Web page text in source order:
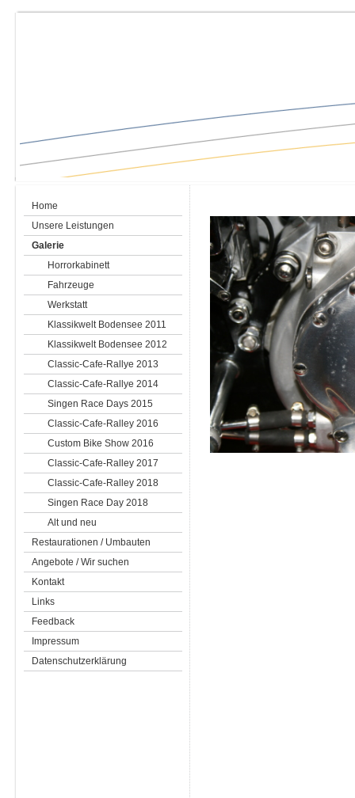
Home
Unsere Leistungen
Galerie
Horrorkabinett
Fahrzeuge
Werkstatt
Klassikwelt Bodensee 2011
Klassikwelt Bodensee 2012
Classic-Cafe-Rallye 2013
Classic-Cafe-Rallye 2014
Singen Race Days 2015
Classic-Cafe-Ralley 2016
Custom Bike Show 2016
Classic-Cafe-Ralley 2017
Classic-Cafe-Ralley 2018
Singen Race Day 2018
Alt und neu
Restaurationen / Umbauten
Angebote / Wir suchen
Kontakt
Links
Feedback
Impressum
Datenschutzerklärung